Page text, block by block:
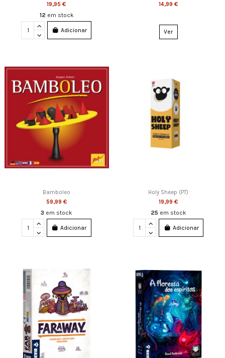
19,95 €
12 em stock
Adicionar
14,99 €
Ver
Bamboleo
59,99 €
3 em stock
Adicionar
Holy Sheep (PT)
19,99 €
25 em stock
Adicionar